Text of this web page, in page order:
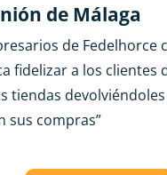
de Málaga
de Fedelhorce
fidelizar a los clientes
tiendas
sus compras”